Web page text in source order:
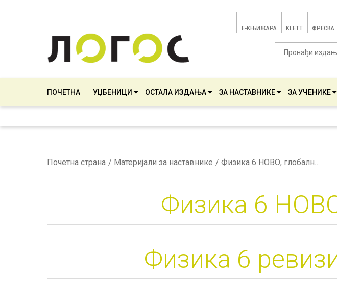
E-КЊИЖАРА KLETT ФРЕСКА
ПОЧЕТНА УЏБЕНИЦИ ОСТАЛА ИЗДАЊА ЗА НАСТАВНИКЕ ЗА УЧЕНИКЕ
Почетна страна Материјали за наставнике Физика 6 НОВО, глобални план
Физика 6
Физика 6